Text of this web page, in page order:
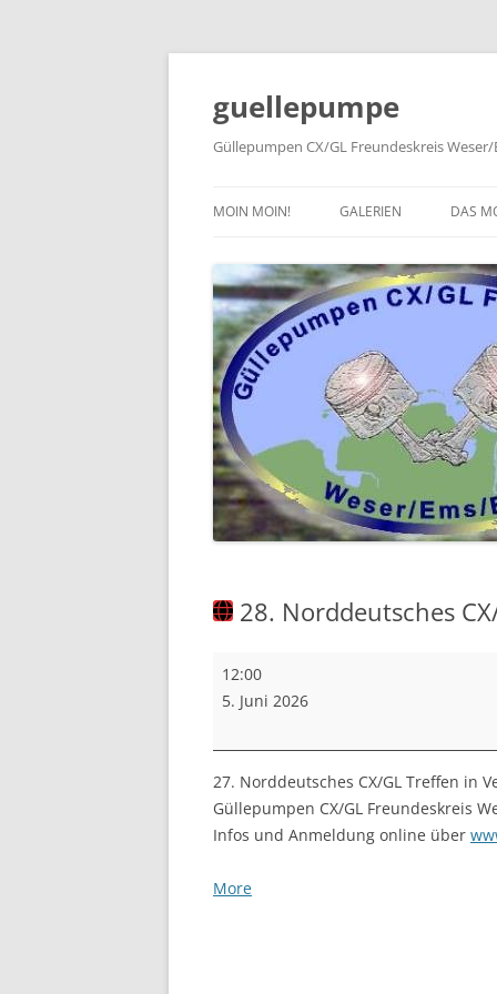
Zum
springen
guellepumpe
Güllepumpen CX/GL Freundeskreis Weser/
MOIN MOIN! GALERIEN
2025
2024
2023
2022
2019
2018
2016
DAS
28. Norddeutsches
28.
Norddeutsches
CX/GL
Vechta
(2026)
12:00
5. Juni 2026
27. Norddeutsches CX/GL Treffen in
Güllepumpen CX/GL Freundeskreis
Infos und Anmeldung online über
Moreabout